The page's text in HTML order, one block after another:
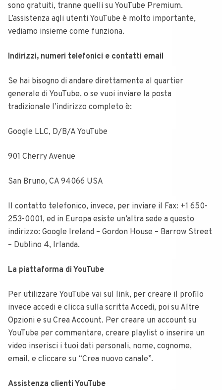
sono gratuiti, tranne quelli su YouTube Premium.
L’assistenza agli utenti YouTube è molto importante,
vediamo insieme come funziona.
Indirizzi, numeri telefonici e contatti email
Se hai bisogno di andare direttamente al quartier
generale di YouTube, o se vuoi inviare la posta
tradizionale l’indirizzo completo è:
Google LLC, D/B/A YouTube
901 Cherry Avenue
San Bruno, CA 94066 USA
Il contatto telefonico, invece, per inviare il Fax: +1 650-
253-0001, ed in Europa esiste un’altra sede a questo
indirizzo: Google Ireland – Gordon House – Barrow Street
– Dublino 4, Irlanda.
La piattaforma di YouTube
Per utilizzare YouTube vai sul link, per creare il profilo
invece accedi e clicca sulla scritta Accedi, poi su Altre
Opzioni e su Crea Account. Per creare un account su
YouTube per commentare, creare playlist o inserire un
video inserisci i tuoi dati personali, nome, cognome,
email, e cliccare su “Crea nuovo canale”.
Assistenza clienti YouTube